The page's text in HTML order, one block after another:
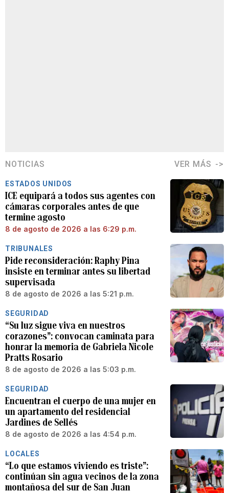
NOTICIAS VER MÁS
ESTADOS UNIDOS
ICE equipará a todos sus agentes con
cámaras corporales antes de que
termine agosto
8 de agosto de 2026 a las 6:29 p.m.
TRIBUNALES
Pide reconsideración: Raphy Pina
insiste en terminar antes su libertad
supervisada
8 de agosto de 2026 a las 5:21 p.m.
SEGURIDAD
“Su luz sigue viva en nuestros
corazones”: convocan caminata para
honrar la memoria de Gabriela Nicole
Pratts Rosario
8 de agosto de 2026 a las 5:03 p.m.
SEGURIDAD
Encuentran el cuerpo de una mujer en
un apartamento del residencial
Jardines de Sellés
8 de agosto de 2026 a las 4:54 p.m.
LOCALES
“Lo que estamos viviendo es triste”:
continúan sin agua vecinos de la zona
montañosa del sur de San Juan